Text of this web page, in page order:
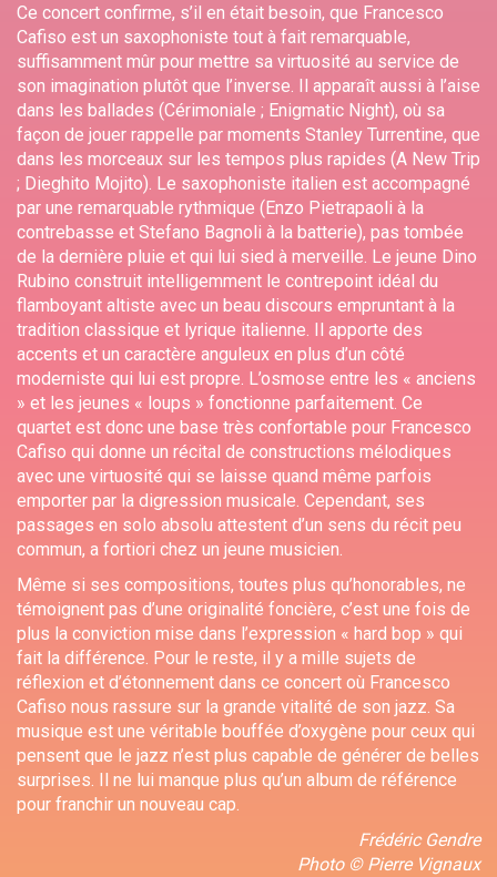
Ce concert confirme, s’il en était besoin, que Francesco
Cafiso est un saxophoniste tout à fait remarquable,
suffisamment mûr pour mettre sa virtuosité au service de
son imagination plutôt que l’inverse. Il apparaît aussi à l’aise
dans les ballades (Cérimoniale ; Enigmatic Night), où sa
façon de jouer rappelle par moments Stanley Turrentine, que
dans les morceaux sur les tempos plus rapides (A New Trip
; Dieghito Mojito). Le saxophoniste italien est accompagné
par une remarquable rythmique (Enzo Pietrapaoli à la
contrebasse et Stefano Bagnoli à la batterie), pas tombée
de la dernière pluie et qui lui sied à merveille. Le jeune Dino
Rubino construit intelligemment le contrepoint idéal du
flamboyant altiste avec un beau discours empruntant à la
tradition classique et lyrique italienne. Il apporte des
accents et un caractère anguleux en plus d’un côté
moderniste qui lui est propre. L’osmose entre les « anciens
» et les jeunes « loups » fonctionne parfaitement. Ce
quartet est donc une base très confortable pour Francesco
Cafiso qui donne un récital de constructions mélodiques
avec une virtuosité qui se laisse quand même parfois
emporter par la digression musicale. Cependant, ses
passages en solo absolu attestent d’un sens du récit peu
commun, a fortiori chez un jeune musicien.
Même si ses compositions, toutes plus qu’honorables, ne
témoignent pas d’une originalité foncière, c’est une fois de
plus la conviction mise dans l’expression « hard bop » qui
fait la différence. Pour le reste, il y a mille sujets de
réflexion et d’étonnement dans ce concert où Francesco
Cafiso nous rassure sur la grande vitalité de son jazz. Sa
musique est une véritable bouffée d’oxygène pour ceux qui
pensent que le jazz n’est plus capable de générer de belles
surprises. Il ne lui manque plus qu’un album de référence
pour franchir un nouveau cap.
Frédéric Gendre
Photo © Pierre Vignaux